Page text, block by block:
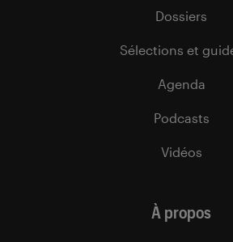
Dossiers
Sélections et
Agenda
Podcasts
Vidéos
À propos